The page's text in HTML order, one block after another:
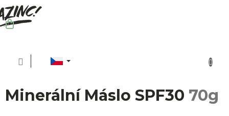
Přejít
na
Minerální Máslo SPF30 70g